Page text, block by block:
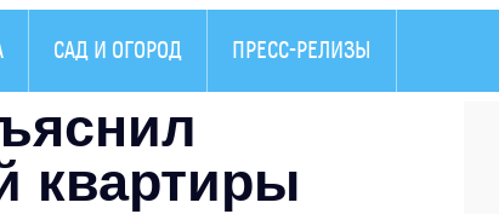
САД И ОГОРОД ПРЕСС-РЕЛИЗЫ
квартиры